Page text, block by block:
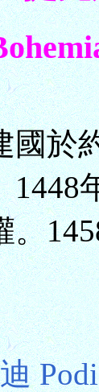
國於
1448
。